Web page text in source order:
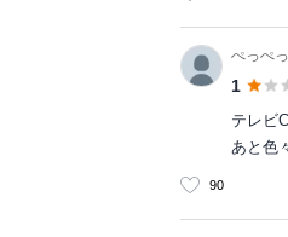
ぺっぺ
1
テレビ
あと色
90